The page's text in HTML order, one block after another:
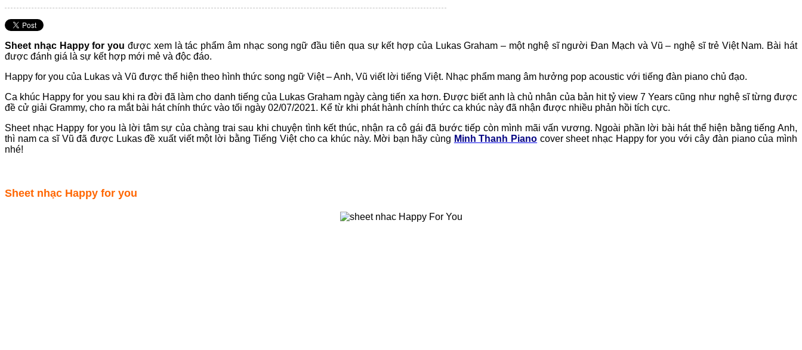
Sheet nhạc Happy for you được xem là tác phẩm âm nhạc song ngữ đầu tiên qua sự kết hợp của Lukas Graham – một nghệ sĩ người Đan Mạch và Vũ – nghệ sĩ trẻ Việt Nam. Bài hát
được đánh giá là sự kết hợp mới mẻ và độc đáo.
Happy for you của Lukas và Vũ được thể hiện theo hình thức song ngữ Việt – Anh, Vũ viết lời tiếng Việt. Nhạc phẩm mang âm hưởng pop acoustic với tiếng đàn piano chủ đạo.
Ca khúc Happy for you sau khi ra đời đã làm cho danh tiếng của Lukas Graham ngày càng tiến xa hơn. Được biết anh là chủ nhân của bản hit tỷ view 7 Years cũng như nghệ sĩ từng được
đề cử giải Grammy, cho ra mắt bài hát chính thức vào tối ngày 02/07/2021. Kể từ khi phát hành chính thức ca khúc này đã nhận được nhiều phản hồi tích cực.
Sheet nhạc Happy for you là lời tâm sự của chàng trai sau khi chuyện tình kết thúc, nhận ra cô gái đã bước tiếp còn mình mãi vấn vương. Ngoài phần lời bài hát thể hiện bằng tiếng Anh,
thì nam ca sĩ Vũ đã được Lukas đề xuất viết một lời bằng Tiếng Việt cho ca khúc này. Mời bạn hãy cùng Minh Thanh Piano cover sheet nhạc Happy for you với cây đàn piano của mình
nhé!
Sheet nhạc Happy for you